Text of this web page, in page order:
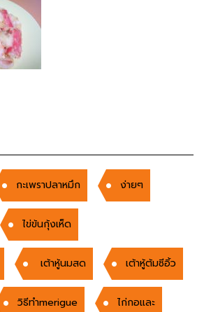
กะเพราปลาหมึก ง่ายๆ
ไข่ข้นกุ้งเห็ด
เต้าหู้นมสด เต้าหู้ต้มซีอิ้ว
วิธีทำmerigue ไก่กอและ